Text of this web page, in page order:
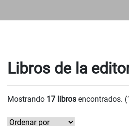
Libros de la
Mostrando 17 libros encontrados.